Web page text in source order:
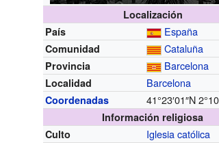
Localización
País
España
Comunidad Cataluña
Provincia Barcelona
Localidad Barcelona
Coordenadas 41°23′01″N
Información religiosa
Culto
Iglesia católica